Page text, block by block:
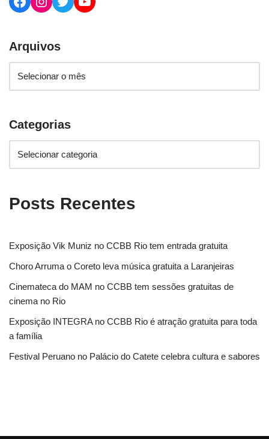
Arquivos
Categorias
Posts Recentes
Exposição Vik Muniz no CCBB Rio tem entrada gratuita
Choro Arruma o Coreto leva música gratuita a Laranjeiras
Cinemateca do MAM no CCBB tem sessões gratuitas de
cinema no Rio
Exposição INTEGRA no CCBB Rio é atração gratuita para toda
a família
Festival Peruano no Palácio do Catete celebra cultura e sabores